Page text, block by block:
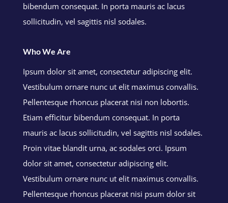
bibendum consequat. In porta mauris ac lacus
sollicitudin, vel sagittis nisl sodales.
Who We Are
Ipsum dolor sit amet, consectetur adipiscing elit.
Vestibulum ornare nunc ut elit maximus convallis.
Pellentesque rhoncus placerat nisi non lobortis.
Etiam efficitur bibendum consequat. In porta
mauris ac lacus sollicitudin, vel sagittis nisl sodales.
Proin vitae blandit urna, ac sodales orci. Ipsum
dolor sit amet, consectetur adipiscing elit.
Vestibulum ornare nunc ut elit maximus convallis.
Pellentesque rhoncus placerat nisi psum dolor sit